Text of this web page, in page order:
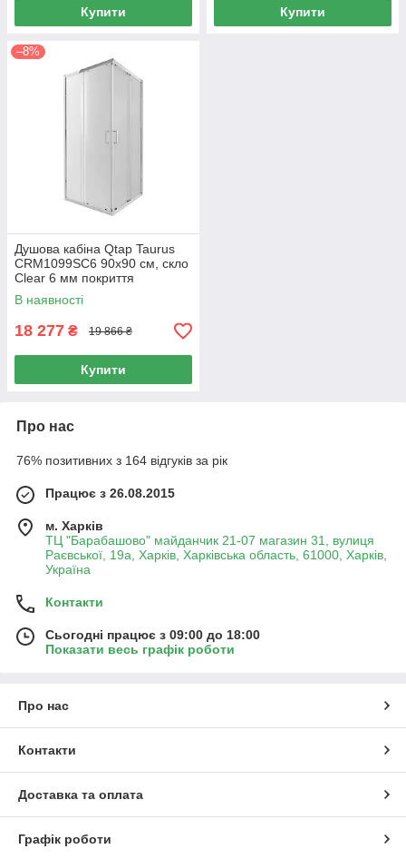
Купити Купити
–8%
Душова кабіна Qtap Taurus
CRM1099SC6 90х90 см, скло
Clear 6 мм покриття
CalcLess, без піддона
В наявності
18 277 ₴ 19 866 ₴
Купити
Про нас
76% позитивних з 164 відгуків за рік
Працює з 26.08.2015
м. Харків
ТЦ "Барабашово" майданчик 21-07 магазин 31, вулиця
Раєвської, 19а, Харків, Харківська область, 61000, Харків,
Україна
Контакти
Сьогодні працює з 09:00 до 18:00
Показати весь графік роботи
Про нас
Контакти
Доставка та оплата
Графік роботи